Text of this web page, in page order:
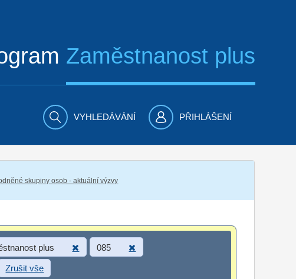
Zaměstnanost plus
VYHLEDÁVÁNÍ PŘIHLÁŠENÍ
skupiny osob - aktuální výzvy
plus 085
Zrušit vše